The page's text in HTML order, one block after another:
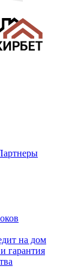
на дом
гарантия